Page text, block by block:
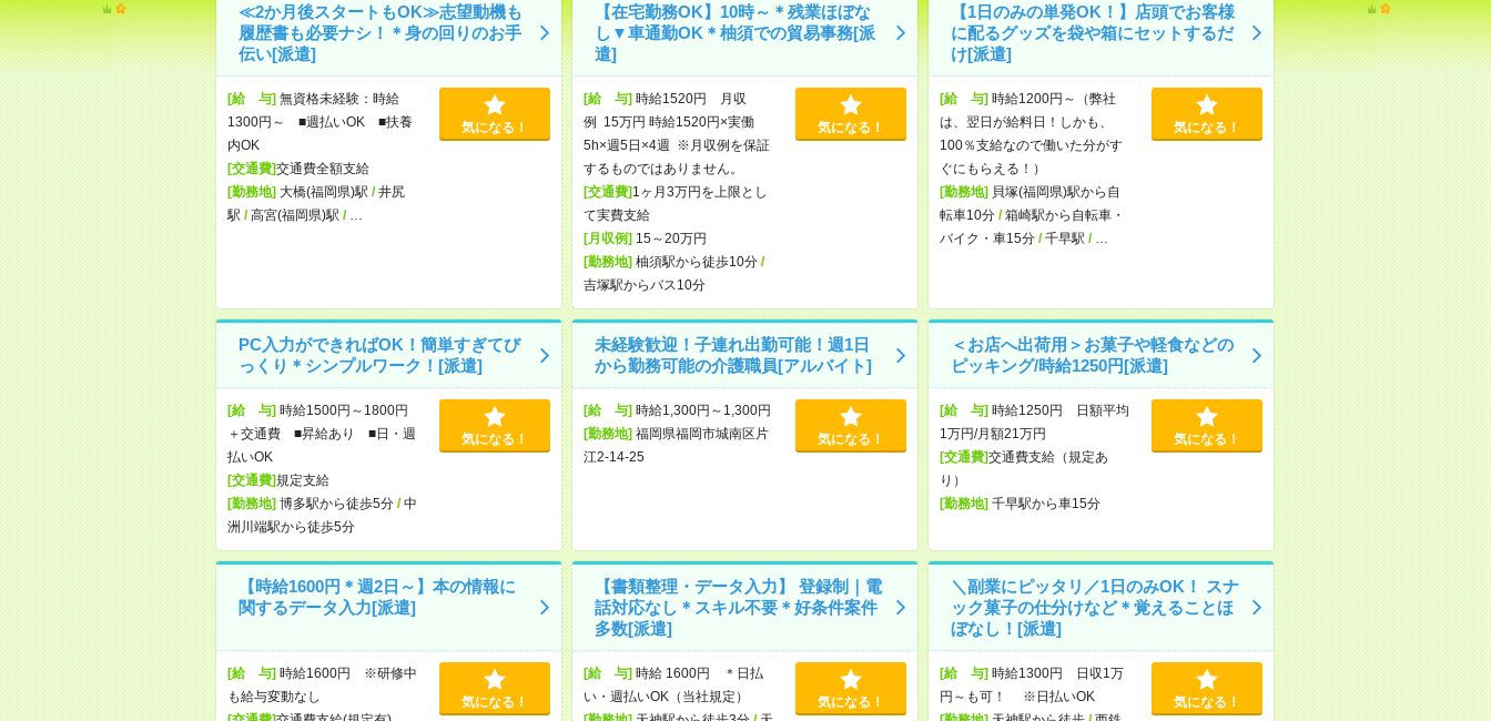
≪2か月後スタートもOK≫志望動機も
履歴書も必要ナシ！＊身の回りのお手
伝い[派遣]
[給 与]無資格未経験：時給
1300円～ ■週払いOK ■扶養
内OK
[交通費]交通費全額支給
[勤務地]大橋(福岡県)駅 /井尻
駅 /高宮(福岡県)駅 /
気になる！
【在宅勤務OK】10時～＊残業ほぼな
し▼車通勤OK＊柚須での貿易事務[派
遣]
[給 与]時給1520円 月収
例 15万円 時給1520円×実働
5h×週5日×4週 ※月収例を保証
するものではありません。
[交通費]1ヶ月3万円を上限とし
て実費支給
[月収例]15～20万円
[勤務地]柚須駅から徒歩10分/
吉塚駅からバス10分
気になる！
【1日のみの単発OK！】店頭でお客様
に配るグッズを袋や箱にセットするだ
け[派遣]
[給 与]時給1200円～（弊社
は、翌日が給料日！しかも、
100％支給なので働いた分がす
ぐにもらえる！）
[勤務地]貝塚(福岡県)駅から自
転車10分/箱崎駅から自転車・
バイク・車15分/千早駅 /
気になる！
PC入力ができればOK！簡単すぎてび
っくり＊シンプルワーク！[派遣]
[給 与]時給1500円～1800円
＋交通費 ■昇給あり ■日・週
払いOK
[交通費]規定支給
[勤務地]博多駅から徒歩5分/中
洲川端駅から徒歩5分
気になる！
未経験歓迎！子連れ出勤可能！週1日
から勤務可能の介護職員[アルバイト]
[給 与]時給1,300円～1,300円
[勤務地]福岡県福岡市城南区片
江2-14-25
気になる！
＜お店へ出荷用＞お菓子や軽食などの
ピッキング/時給1250円[派遣]
[給 与]時給1250円 日額平均
1万円/月額21万円
[交通費]交通費支給（規定あ
り）
[勤務地]千早駅から車15分
気になる！
【時給1600円＊週2日～】本の情報に
関するデータ入力[派遣]
[給 与]時給1600円 ※研修中
も給与変動なし
気になる！
【書類整理・データ入力】 登録制｜電
話対応なし＊スキル不要＊好条件案件
多数[派遣]
[給 与]時給 1600円 ＊日払
い・週払いOK（当社規定）
気になる！
＼副業にピッタリ／1日のみOK！ スナ
ック菓子の仕分けなど＊覚えることほ
ぼなし！[派遣]
[給 与]時給1300円 日収1万
円～も可！ ※日払いOK
気になる！